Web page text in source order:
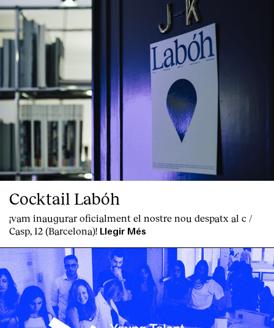
Cocktail Labóh
¡vam inaugurar oficialment el nostre nou despatx al c /
Casp, 12 (Barcelona)! Llegir Més